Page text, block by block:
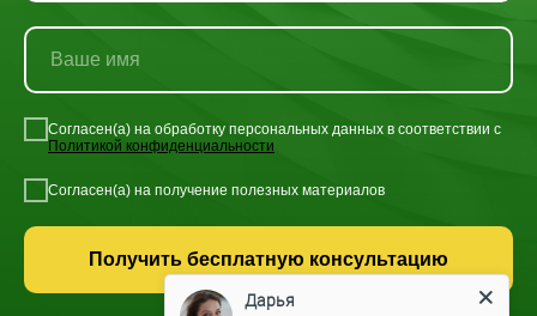
Согласен(а) на обработку персональных данных в соответствии с
Политикой конфиденциальности
Согласен(а) на получение полезных материалов
Получить бесплатную консультацию
Дарья